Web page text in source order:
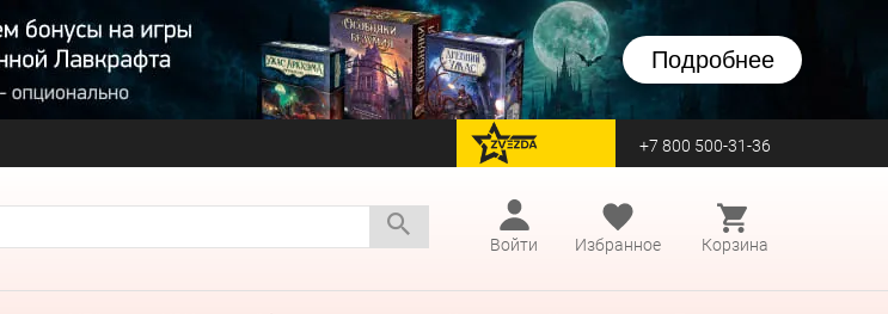
Подробнее
перейти на Zvezda +7 800 500-31-36
Войти
Избранное Корзина